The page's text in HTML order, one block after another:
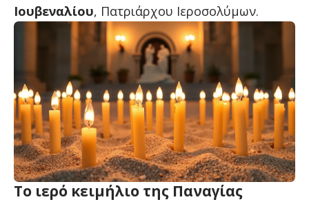
Ιουβεναλίου, Πατριάρχου Ιεροσολύμων.
Το ιερό κειμήλιο της Παναγίας